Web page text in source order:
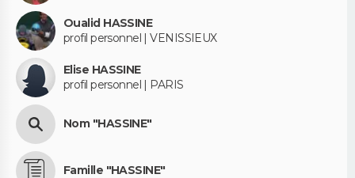
Oualid HASSINE
profil personnel | VENISSIEUX
Elise HASSINE
profil personnel | PARIS
Nom "HASSINE"
Famille "HASSINE"